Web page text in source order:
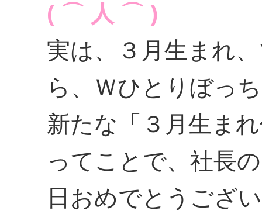
( ⌒ 人 ⌒ )
実は、３月生まれ
ら、Ｗひとりぼっ
新たな「３月生ま
ってことで、社長
日おめでとうござ